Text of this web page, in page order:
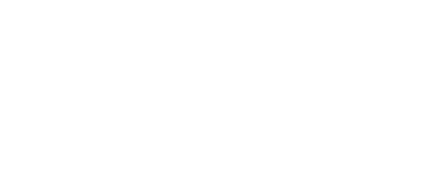
su fichaje a la Premier
por Alberto Flores
la opción 'A' para el ataque nervionense